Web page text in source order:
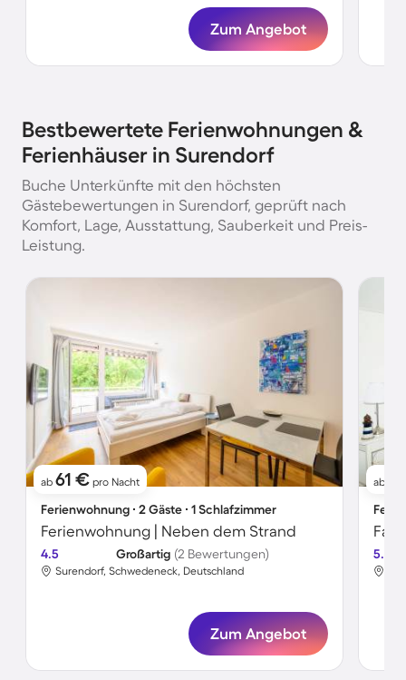
Zum Angebot
Bestbewertete Ferienwohnungen &
Ferienhäuser in Surendorf
Buche Unterkünfte mit den höchsten
Gästebewertungen in Surendorf, geprüft nach
Komfort, Lage, Ausstattung, Sauberkeit und Preis-
Leistung.
ab 61 € pro Nacht
Ferienwohnung ∙ 2 Gäste ∙ 1 Schlafzimmer
Ferienwohnung | Neben dem Strand
4.5 Großartig (2 Bewertungen)
Surendorf, Schwedeneck, Deutschland
Zum Angebot
ab
5.0